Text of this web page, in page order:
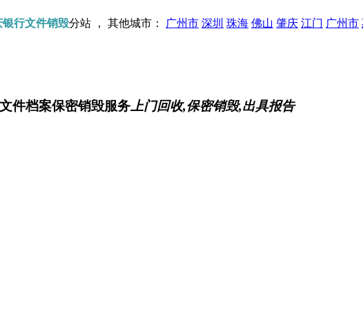
银行文件销毁分站 ， 其他城市： 广州市 深圳 珠海 佛山 肇庆 江门 广州市
件档案保密销毁服务 上门回收,保密销毁,出具报告